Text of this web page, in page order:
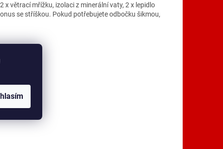
větrací mřížku, izolaci z minerální vaty, 2 x lepidlo
se stříškou. Pokud potřebujete odbočku šikmou,